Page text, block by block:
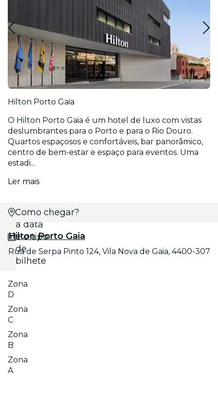
Hilton Porto Gaia
O Hilton Porto Gaia é um hotel de luxo com vistas
deslumbrantes para o Porto e para o Rio Douro.
Quartos espaçosos e confortáveis, bar panorâmico,
centro de bem-estar e espaço para eventos. Uma
estadi...
Ler mais
Escolhe
a data
e o tipo
de
bilhete
Zona
D
Zona
C
Zona
B
Zona
A
Como chegar?
Hilton Porto Gaia
Rua de Serpa Pinto 124, Vila Nova de Gaia, 4400-307